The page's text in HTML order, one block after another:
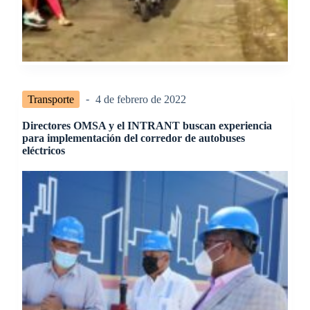
Transporte 4 de febrero de 2022
Directores OMSA y el INTRANT buscan experiencia
para implementación del corredor de autobuses
eléctricos